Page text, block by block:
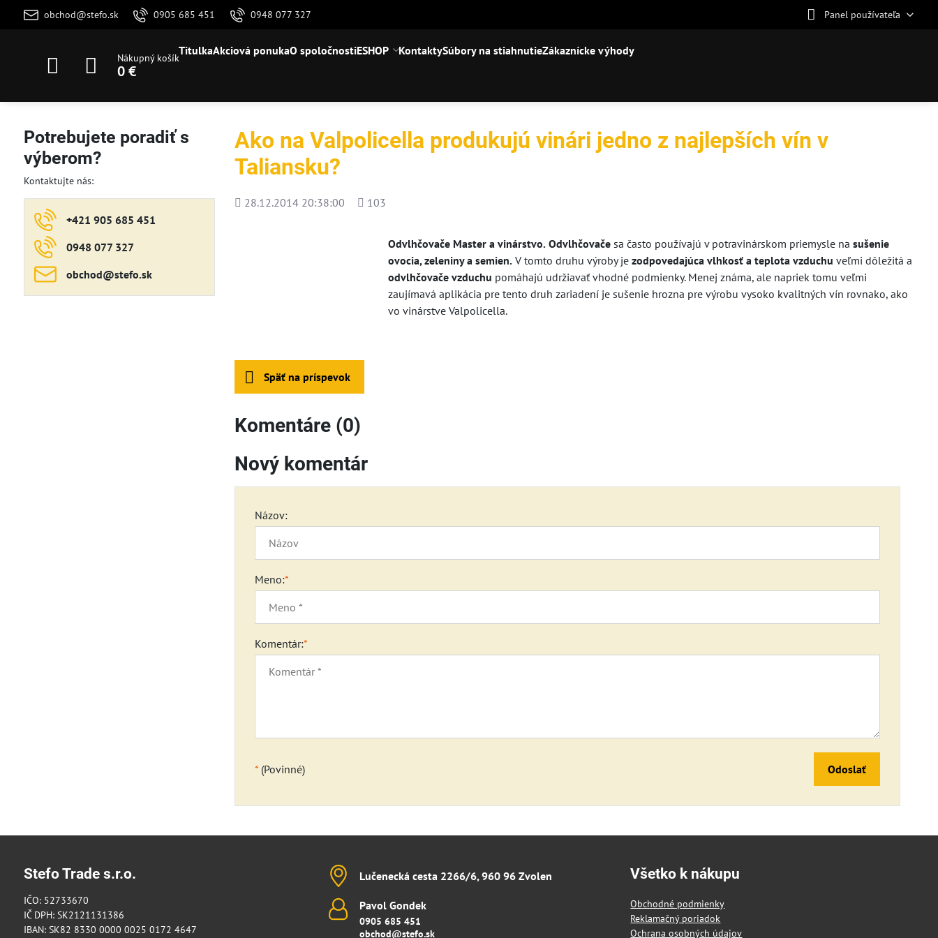
obchod@stefo.sk 0905 685 451 0948 077 327 Panel používateľa
Nákupný košík
0 €
TitulkaAkciová ponukaO spoločnostiESHOP KontaktySúbory na stiahnutieZákaznícke výhody
Ako na Valpolicella produkujú vinári jedno z najlepších vín v
Taliansku?
Pridané
28.12.2014 20:38:00
Počet
103
Odvlhčovače Master a vinárstvo. Odvlhčovače sa často používajú v potravinárskom priemysle nasušenie
ovocia, zeleniny a semien. V tomto druhu výroby je zodpovedajúca vlhkosť a teplota vzduchu veľmi dôležitá a
odvlhčovače vzduchu pomáhajú udržiavať vhodné podmienky. Menej známa, ale napriek tomu veľmi
zaujímavá aplikácia pre tento druh zariadení je sušenie hrozna pre výrobu vysoko kvalitných vín rovnako, ako
vo vinárstve Valpolicella.
Späť na príspevok
Komentáre (0)
Nový komentár
Názov:
Meno:*
Komentár:*
* (Povinné) Odoslať
Potrebujete poradiť s
výberom?
Kontaktujte nás:
+421 905 685 451
0948 077 327
obchod​@stefo​.sk
Stefo Trade s.r.o.
IČO: 52733670
IČ DPH: SK2121131386
IBAN: SK82 8330 0000 0025 0172 4647
Lučenecká cesta 2266/6, 960 96 Zvolen
Pavol Gondek
0905 685 451
obchod@stefo.sk
Všetko k nákupu
Obchodné podmienky
Reklamačný poriadok
Ochrana osobných údajov